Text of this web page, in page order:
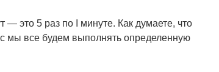
— это 5 раз по I минуте. Как думаете, что
мы все будем выполнять определенную